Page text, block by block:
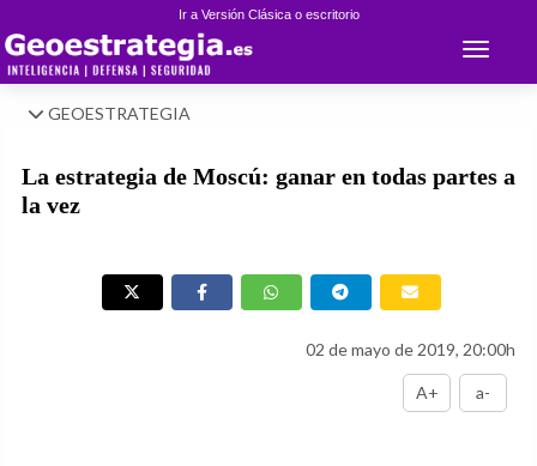
Ir a Versión Clásica o escritorio
Toggle
GEOESTRATEGIA
La estrategia de Moscú: ganar en todas partes a
la vez
02 de mayo de 2019, 20:00h
A+ a-